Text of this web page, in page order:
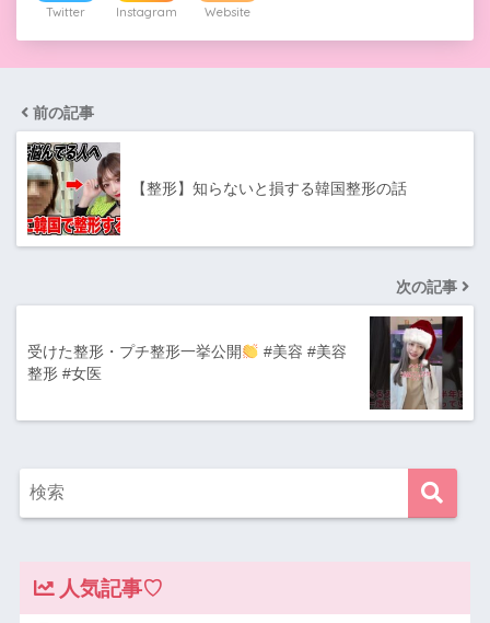
Twitter Instagram Website
前の記事
【整形】知らないと損する韓国整形の話
次の記事
受けた整形・プチ整形一挙公開
#美容 #美容
整形 #女医
人気記事♡